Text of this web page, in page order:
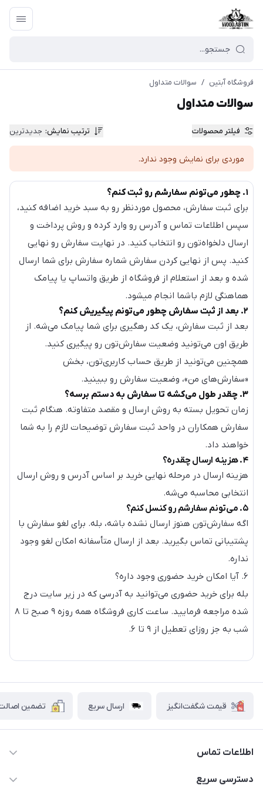
فروشگاه آبتین / سوالات متداول
سوالات متداول
فیلتر محصولات ترتیب نمایش: جدیدترین
موردی برای نمایش وجود ندارد.
۱. چطور می‌تونم سفارشم رو ثبت کنم؟
برای ثبت سفارش، محصول موردنظر رو به سبد خرید اضافه کنید،
سپس اطلاعات تماس و آدرس رو وارد کرده و روش پرداخت و
ارسال دلخواه‌تون رو انتخاب کنید. در نهایت سفارش رو نهایی
کنید. پس از نهایی کردن سفارش شماره سفارش برای شما ارسال
شده و بعد از استعلام از فروشگاه از طریق واتساپ یا پیامک
هماهنگی لازم باشما انجام میشود.
۲. بعد از ثبت سفارش چطور می‌تونم پیگیریش کنم؟
بعد از ثبت سفارش، یک کد رهگیری برای شما پیامک می‌شه. از
طریق اون می‌تونید وضعیت سفارش‌تون رو پیگیری کنید.
همچنین می‌تونید از طریق حساب کاربری‌تون، بخش
«سفارش‌های من»، وضعیت سفارش رو ببینید.
۳. چقدر طول می‌کشه تا سفارش به دستم برسه؟
زمان تحویل بسته به روش ارسال و مقصد متفاوته. هنگام ثبت
سفارش همکاران در واحد ثبت سفارش توضیحات لازم را به شما
خواهند داد.
۴. هزینه ارسال چقدره؟
هزینه ارسال در مرحله نهایی خرید بر اساس آدرس و روش ارسال
انتخابی محاسبه می‌شه.
۵. می‌تونم سفارشم رو کنسل کنم؟
اگه سفارش‌تون هنوز ارسال نشده باشه، بله. برای لغو سفارش با
پشتیبانی تماس بگیرید. بعد از ارسال متأسفانه امکان لغو وجود
نداره.
۶. آیا امکان خرید حضوری وجود داره؟
بله برای خرید حضوری می‌توانید به آدرسی که در زیر سایت درج
شده مراجعه فرمایید. ساعت کاری فروشگاه همه روزه ۹ صبح تا ۸
شب به جز روزای تعطیل از ۹ تا ۶.
قیمت شگفت‌انگیز ارسال سریع تضمین اصالت
اطلاعات تماس
۰۲۱۷۷۰۶۰۰۲۸ ـ ۰۹۱۹۰۰۲۸۲۴۷
دسترسی سریع